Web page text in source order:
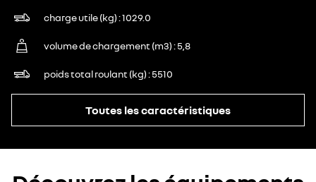
charge utile (kg) 1029.0
volume de chargement (m3) 5,8
poids total roulant (kg) 5510
Toutes les caractéristiques